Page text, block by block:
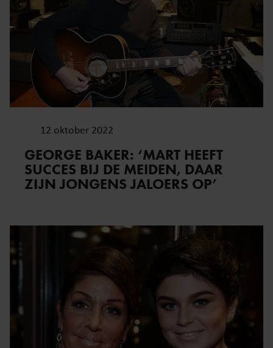
12 oktober 2022
GEORGE BAKER: ‘MART HEEFT
SUCCES BIJ DE MEIDEN, DAAR
ZIJN JONGENS JALOERS OP’